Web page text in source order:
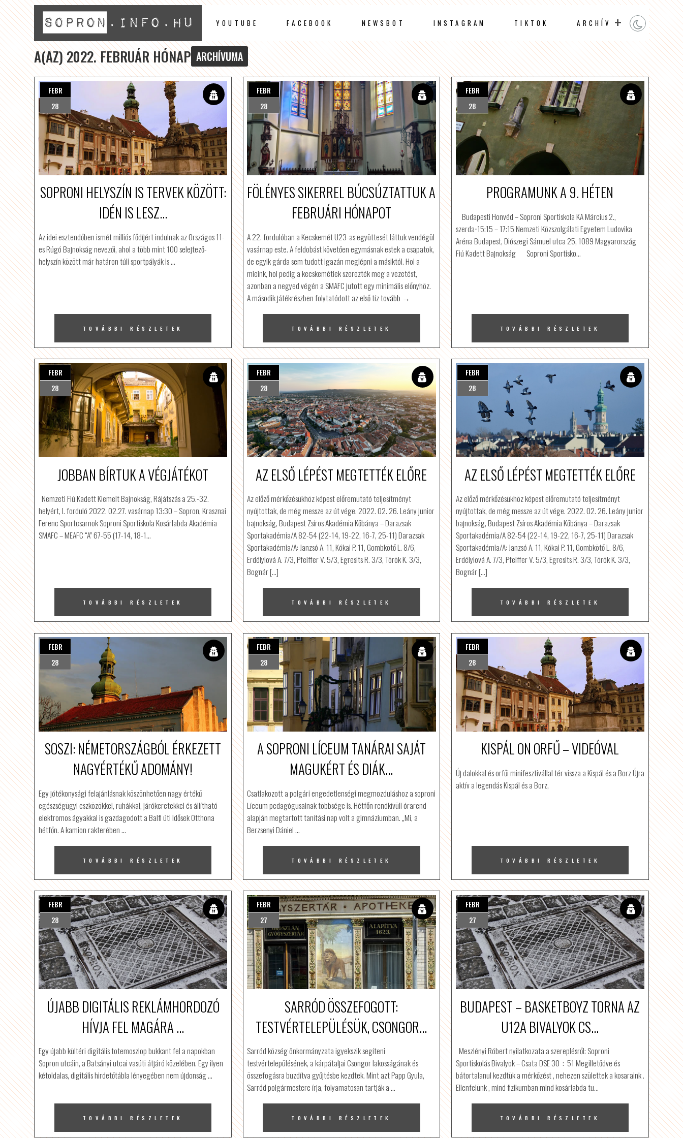
YOUTUBE FACEBOOK NEWSBOT INSTAGRAM TIKTOK ARCHÍV
A(AZ) 2022. FEBRUÁR HÓNAP ARCHÍVUMA
FEBR
28
SOPRONI HELYSZÍN IS TERVEK KÖZÖTT:
IDÉN IS LESZ...
Az idei esztendőben ismét milliós fődíjért indulnak az Országos 11-
es Rúgó Bajnokság nevezői, ahol a több mint 100 selejtező-
helyszín között már határon túli sportpályák is…
TOVÁBBI RÉSZLETEK
FEBR
28
FÖLÉNYES SIKERREL BÚCSÚZTATTUK A
FEBRUÁRI HÓNAPOT
A 22. fordulóban a Kecskemét U23-as együttesét láttuk vendégül
vasárnap este. A feldobást követően egymásnak estek a csapatok,
de egyik gárda sem tudott igazán meglépni a másiktól. Hol a
mieink, hol pedig a kecskemétiek szerezték meg a vezetést,
azonban a negyed végén a SMAFC jutott egy minimális előnyhöz.
A második játékrészben folytatódott az első tíztovább →
TOVÁBBI RÉSZLETEK
FEBR
28
PROGRAMUNK A 9. HÉTEN
Budapesti Honvéd – Soproni Sportiskola KA Március 2.,
szerda⋅15:15 – 17:15 Nemzeti Közszolgálati Egyetem Ludovika
Aréna Budapest, Diószegi Sámuel utca 25, 1089 Magyarország
Fiú Kadett Bajnokság Soproni Sportisko…
TOVÁBBI RÉSZLETEK
FEBR
28
JOBBAN BÍRTUK A VÉGJÁTÉKOT
Nemzeti Fiú Kadett Kiemelt Bajnokság, Rájátszás a 25.-32.
helyért, I. forduló 2022. 02.27. vasárnap 13:30 – Sopron, Krasznai
Ferenc Sportcsarnok Soproni Sportiskola Kosárlabda Akadémia
SMAFC – MEAFC “A” 67-55 (17-14, 18-1…
TOVÁBBI RÉSZLETEK
FEBR
28
AZ ELSŐ LÉPÉST MEGTETTÉK ELŐRE
Az előző mérkőzésükhöz képest előremutató teljesítményt
nyújtottak, de még messze az út vége. 2022. 02. 26. Leány junior
bajnokság, Budapest Zsíros Akadémia Kőbánya – Darazsak
Sportakadémia/A 82-54 (22-14, 19-22, 16-7, 25-11) Darazsak
Sportakadémia/A: Janzsó A. 11, Kókai P. 11, Gombkötő L. 8/6,
Erdélyiová A. 7/3, Pfeiffer V. 5/3, Egresits R. 3/3, Török K. 3/3,
Bognár […]
TOVÁBBI RÉSZLETEK
FEBR
28
AZ ELSŐ LÉPÉST MEGTETTÉK ELŐRE
Az előző mérkőzésükhöz képest előremutató teljesítményt
nyújtottak, de még messze az út vége. 2022. 02. 26. Leány junior
bajnokság, Budapest Zsíros Akadémia Kőbánya – Darazsak
Sportakadémia/A 82-54 (22-14, 19-22, 16-7, 25-11) Darazsak
Sportakadémia/A: Janzsó A. 11, Kókai P. 11, Gombkötő L. 8/6,
Erdélyiová A. 7/3, Pfeiffer V. 5/3, Egresits R. 3/3, Török K. 3/3,
Bognár […]
TOVÁBBI RÉSZLETEK
FEBR
28
SOSZI: NÉMETORSZÁGBÓL ÉRKEZETT
NAGYÉRTÉKŰ ADOMÁNY!
Egy jótékonysági felajánlásnak köszönhetően nagy értékű
egészségügyi eszközökkel, ruhákkal, járókeretekkel és állítható
elektromos ágyakkal is gazdagodott a Balfi úti Idősek Otthona
hétfőn. A kamion rakterében…
TOVÁBBI RÉSZLETEK
FEBR
28
A SOPRONI LÍCEUM TANÁRAI SAJÁT
MAGUKÉRT ÉS DIÁK...
Csatlakozott a polgári engedetlenségi megmozduláshoz a soproni
Líceum pedagógusainak többsége is. Hétfőn rendkívüli órarend
alapján megtartott tanítási nap volt a gimnáziumban. „Mi, a
Berzsenyi Dániel…
TOVÁBBI RÉSZLETEK
FEBR
28
KISPÁL ON ORFŰ – VIDEÓVAL
Új dalokkal és orfűi minifesztivállal tér vissza a Kispál és a Borz Újra
aktív a legendás Kispál és a Borz,
TOVÁBBI RÉSZLETEK
FEBR
28
ÚJABB DIGITÁLIS REKLÁMHORDOZÓ
HÍVJA FEL MAGÁRA ...
Egy újabb kültéri digitális totemoszlop bukkant fel a napokban
Sopron utcáin, a Batsányi utcai vasúti átjáró közelében. Egy ilyen
kétoldalas, digitális hirdetőtábla lényegében nem újdonság…
TOVÁBBI RÉSZLETEK
FEBR
27
SARRÓD ÖSSZEFOGOTT:
TESTVÉRTELEPÜLÉSÜK, CSONGOR...
Sarród község önkormányzata igyekszik segíteni
testvértelepülésének, a kárpátaljai Csongor lakosságának és
összefogásra buzdítva gyűjtésbe kezdtek. Mint azt Papp Gyula,
Sarród polgármestere írja, folyamatosan tartják a…
TOVÁBBI RÉSZLETEK
FEBR
27
BUDAPEST – BASKETBOYZ TORNA AZ
U12A BIVALYOK CS...
Meszlényi Róbert nyilatkozata a szereplésről: Soproni
Sportiskolás Bivalyok – Csata DSE 30 : 51 Megilletődve és
bátortalanul kezdtük a mérkőzést , nehezen születtek a kosaraink .
Ellenfelünk , mind fizikumban mind kosárlabda tu…
TOVÁBBI RÉSZLETEK